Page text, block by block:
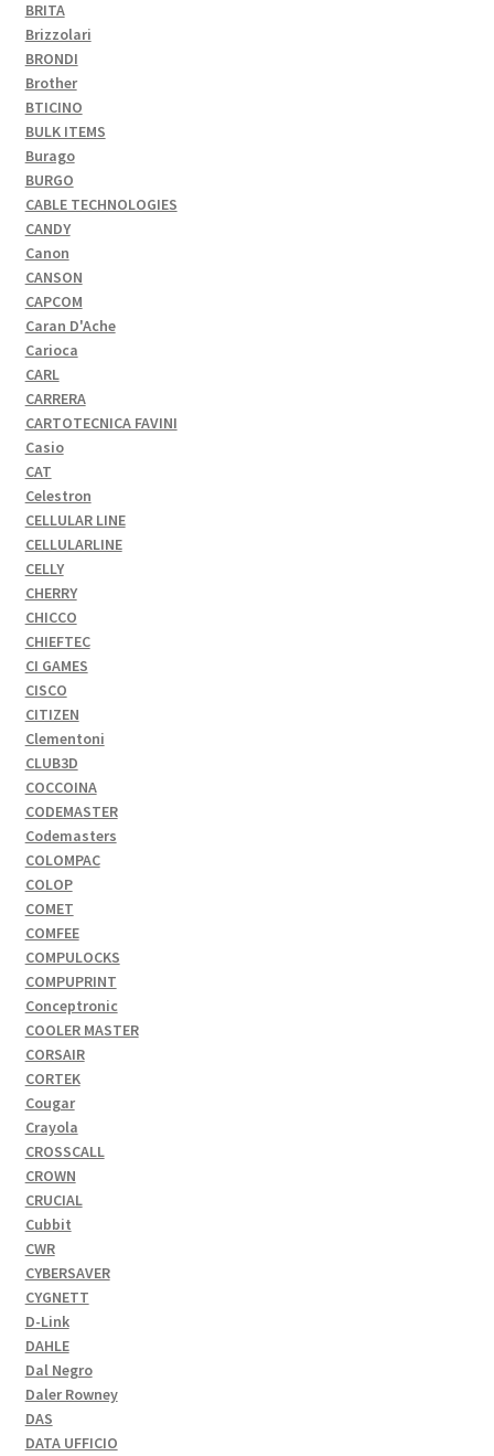
BRITA
Brizzolari
BRONDI
Brother
BTICINO
BULK ITEMS
Burago
BURGO
CABLE TECHNOLOGIES
CANDY
Canon
CANSON
CAPCOM
Caran D'Ache
Carioca
CARL
CARRERA
CARTOTECNICA FAVINI
Casio
CAT
Celestron
CELLULAR LINE
CELLULARLINE
CELLY
CHERRY
CHICCO
CHIEFTEC
CI GAMES
CISCO
CITIZEN
Clementoni
CLUB3D
COCCOINA
CODEMASTER
Codemasters
COLOMPAC
COLOP
COMET
COMFEE
COMPULOCKS
COMPUPRINT
Conceptronic
COOLER MASTER
CORSAIR
CORTEK
Cougar
Crayola
CROSSCALL
CROWN
CRUCIAL
Cubbit
CWR
CYBERSAVER
CYGNETT
D-Link
DAHLE
Dal Negro
Daler Rowney
DAS
DATA UFFICIO